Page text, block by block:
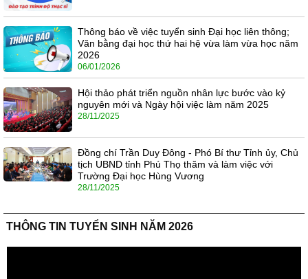
Thông báo về việc tuyển sinh Đại học liên thông;
Văn bằng đại học thứ hai hệ vừa làm vừa học năm
2026
06/01/2026
Hội thảo phát triển nguồn nhân lực bước vào kỷ
nguyên mới và Ngày hội việc làm năm 2025
28/11/2025
Đồng chí Trần Duy Đông - Phó Bí thư Tỉnh ủy, Chủ
tịch UBND tỉnh Phú Thọ thăm và làm việc với
Trường Đại học Hùng Vương
28/11/2025
THÔNG TIN TUYỂN SINH NĂM 2026